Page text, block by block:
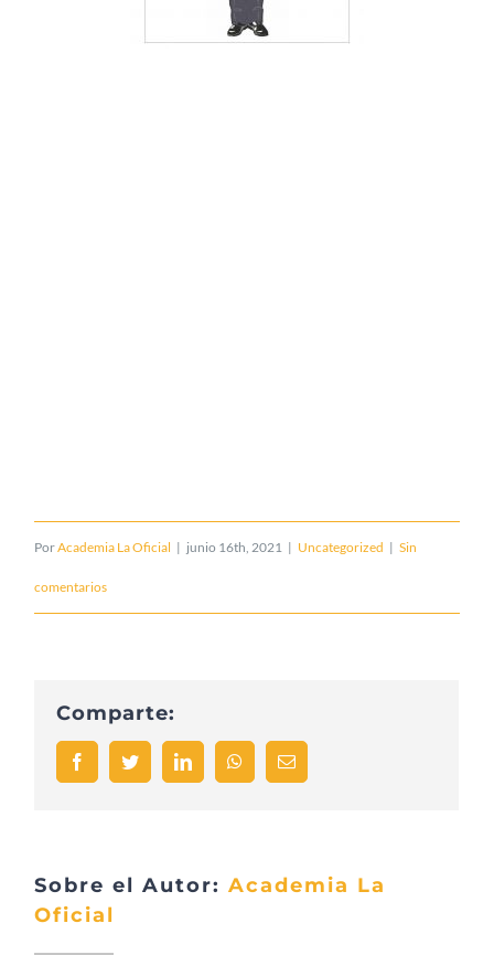
PorAcademia La Oficial | junio 16th, 2021 | Uncategorized | Sin
comentarios
Comparte:
FacebookTwitterLinkedIn WhatsAppCorreo
electrónico
Sobre el Autor:Academia La
Oficial